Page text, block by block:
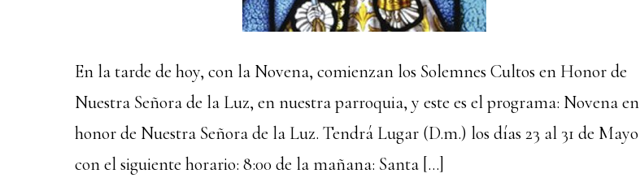
En la tarde de hoy, con la Novena, comienzan los Solemnes Cultos en Honor de
Nuestra Señora de la Luz, en nuestra parroquia, y este es el programa: Novena en
honor de Nuestra Señora de la Luz. Tendrá Lugar (D.m.) los días 23 al 31 de Mayo
con el siguiente horario: 8:00 de la mañana: Santa […]